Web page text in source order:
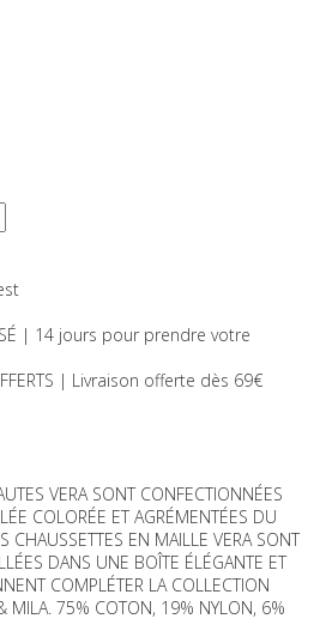
| 14 jours pour prendre votre
| Livraison offerte dès 69€
VERA SONT CONFECTIONNÉES
COLORÉE ET AGRÉMENTÉES DU
CHAUSSETTES EN MAILLE VERA SONT
DANS UNE BOÎTE ÉLÉGANTE ET
COMPLÉTER LA COLLECTION
MILA. 75% COTON, 19% NYLON, 6%